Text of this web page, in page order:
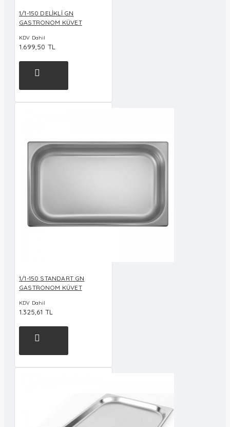
1/1-150 DELİKLİ GN
GASTRONOM KÜVET
KDV Dahil
1.699,50 TL
1/1-150 STANDART GN
GASTRONOM KÜVET
KDV Dahil
1.325,61 TL